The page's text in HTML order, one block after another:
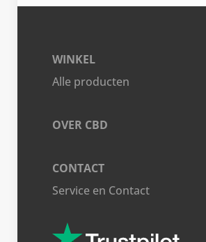
WINKEL
Alle producten
OVER CBD
CONTACT
Service en Contact